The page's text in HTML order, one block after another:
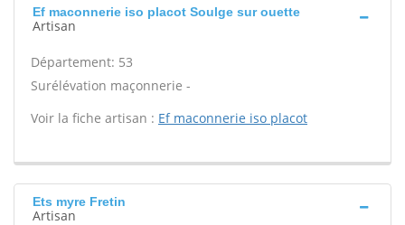
Ef maconnerie iso placot Soulge sur ouette
Artisan
Département: 53
Surélévation maçonnerie -
Voir la fiche artisan : Ef maconnerie iso placot
Ets myre Fretin
Artisan